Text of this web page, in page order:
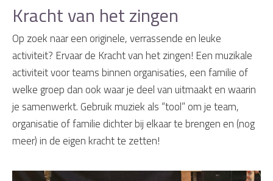
Kracht van het zingen
Op zoek naar een originele, verrassende en leuke
activiteit? Ervaar de Kracht van het zingen! Een muzikale
activiteit voor teams binnen organisaties, een familie of
welke groep dan ook waar je deel van uitmaakt en waarin
je samenwerkt. Gebruik muziek als “tool” om je team,
organisatie of familie dichter bij elkaar te brengen en (nog
meer) in de eigen kracht te zetten!